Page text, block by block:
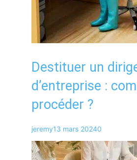
Destituer un
d’entreprise :
procéder ?
jeremy13 mars 20240